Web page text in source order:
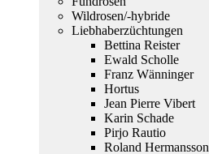
Wildrosen/-hybride
Liebhaberzüchtungen
Bettina Reister
Ewald Scholle
Franz Wänninger
Hortus
Jean Pierre Vibert
Karin Schade
Pirjo Rautio
Roland Hermansson